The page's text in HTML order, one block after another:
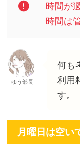
時間が
時間は
ゆう部長
何も
利用
す。
月曜日は空い